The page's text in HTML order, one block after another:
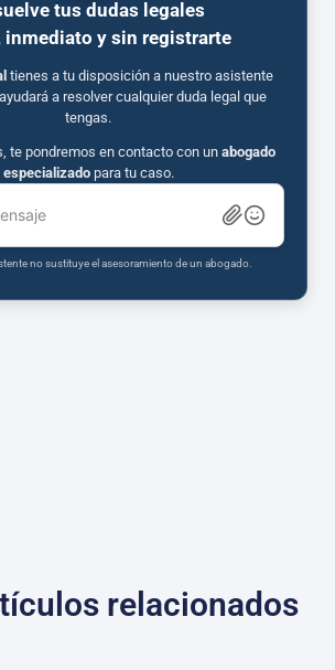
tus dudas legales
inmediato y sin registrarte
tienes a tu disposición a nuestro asistente
a resolver cualquier duda legal que
tengas.
te pondremos en contacto con un abogado
especializadopara tu caso.
no sustituye el asesoramiento de un abogado.
relacionados